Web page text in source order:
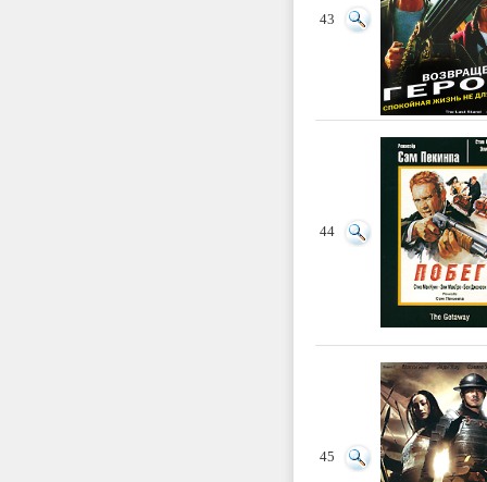
43
44
45